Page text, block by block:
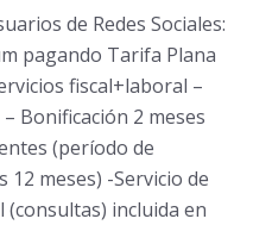
de Redes Sociales:
pagando Tarifa Plana
fiscal+laboral –
Bonificación 2 meses
(período de
12 meses) -Servicio de
incluida en